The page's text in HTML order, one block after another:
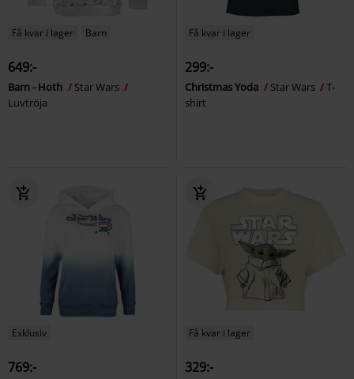
Få kvar i lager Barn
649:-
Barn - Hoth
Star Wars
Luvtröja
Få kvar i lager
299:-
Christmas Yoda Star Wars
T-
shirt
Exklusiv
769:-
Få kvar i lager
329:-